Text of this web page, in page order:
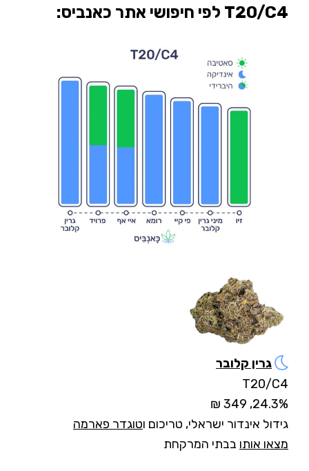
T20/C4 לפי חיפושי אתר כאנביס:
גרין קלובר
T20/C4
24.3%, 349 ₪
גידול אינדור ישראלי, טריכום וטוגדר פארמה
מצאו אותו בבתי המרקחת